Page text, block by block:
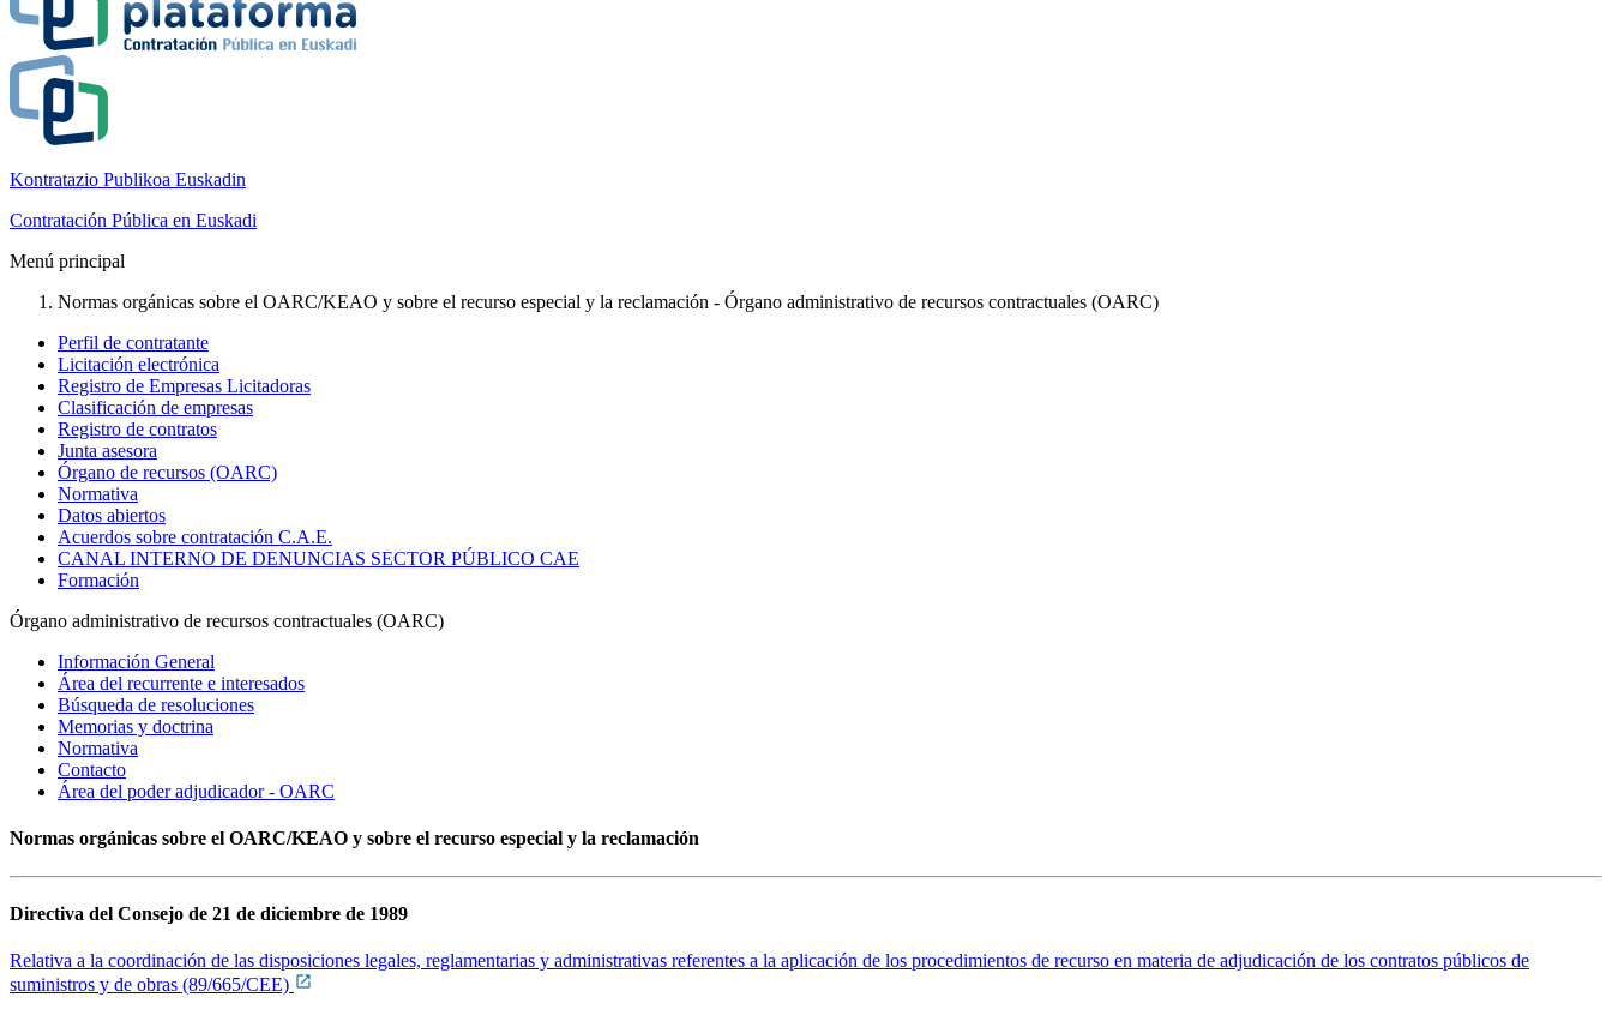
Kontratazio Publikoa Euskadin
Contratación Pública en Euskadi
Menú principal
Normas orgánicas sobre el OARC/KEAO y sobre el recurso especial y la reclamación - Órgano administrativo de recursos contractuales (OARC)
Perfil de contratante
Licitación electrónica
Registro de Empresas Licitadoras
Clasificación de empresas
Registro de contratos
Junta asesora
Órgano de recursos (OARC)
Normativa
Datos abiertos
Acuerdos sobre contratación C.A.E.
CANAL INTERNO DE DENUNCIAS SECTOR PÚBLICO CAE
Formación
Órgano administrativo de recursos contractuales (OARC)
Información General
Área del recurrente e interesados
Búsqueda de resoluciones
Memorias y doctrina
Normativa
Contacto
Área del poder adjudicador - OARC
Normas orgánicas sobre el OARC/KEAO y sobre el recurso especial y la reclamación
Directiva del Consejo de 21 de diciembre de 1989
Relativa a la coordinación de las disposiciones legales, reglamentarias y administrativas referentes a la aplicación de los procedimientos de recurso en materia de adjudicación de los contratos públicos de
suministros y de obras (89/665/CEE)